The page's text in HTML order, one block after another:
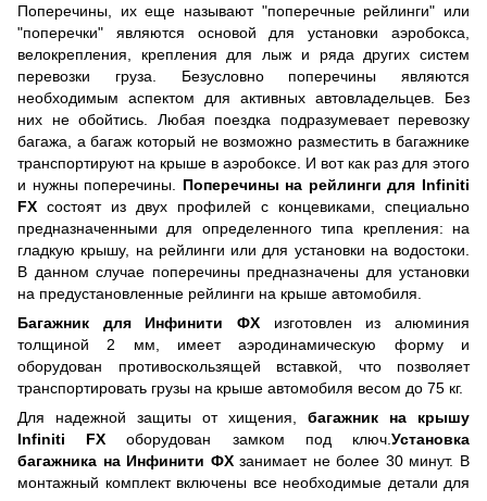
Поперечины, их еще называют "поперечные рейлинги" или
"поперечки" являются основой для установки аэробокса,
велокрепления, крепления для лыж и ряда других систем
перевозки груза. Безусловно поперечины являются
необходимым аспектом для активных автовладельцев. Без
них не обойтись. Любая поездка подразумевает перевозку
багажа, а багаж который не возможно разместить в багажнике
транспортируют на крыше в аэробоксе. И вот как раз для этого
и нужны поперечины. Поперечины на рейлинги для Infiniti
FX состоят из двух профилей с концевиками, специально
предназначенными для определенного типа крепления: на
гладкую крышу, на рейлинги или для установки на водостоки.
В данном случае поперечины предназначены для установки
на предустановленные рейлинги на крыше автомобиля.
Багажник для Инфинити ФХ изготовлен из алюминия
толщиной 2 мм, имеет аэродинамическую форму и
оборудован противоскользящей вставкой, что позволяет
транспортировать грузы на крыше автомобиля весом до 75 кг.
Для надежной защиты от хищения, багажник на крышу
Infiniti FX оборудован замком под ключ.Установка
багажника на Инфинити ФХзанимает не более 30 минут. В
монтажный комплект включены все необходимые детали для